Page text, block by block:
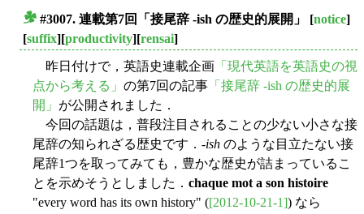
#3007. 連載第7回「接尾辞 -ish の歴史的展開」 [notice]
[suffix][productivity][rensai]
昨日付けで，英語史連載企画 「現代英語を英語史の視
点から考える」 の第7回の記事 「接尾辞 -ish の歴史的展
開」 が公開されました．
今回の話題は，普段注目されることの少ない小さな接
尾辞の知られざる歴史です．-ish のような目立たない接
尾辞1つを取ってみても，豊かな歴史が詰まっているこ
とを示めそうとしました． chaque mot a son histoire
"every word has its own history" ([2012-10-21-1]) なら